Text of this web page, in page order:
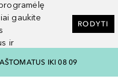
gaukite
ir
RODYTI
IKI 08 09